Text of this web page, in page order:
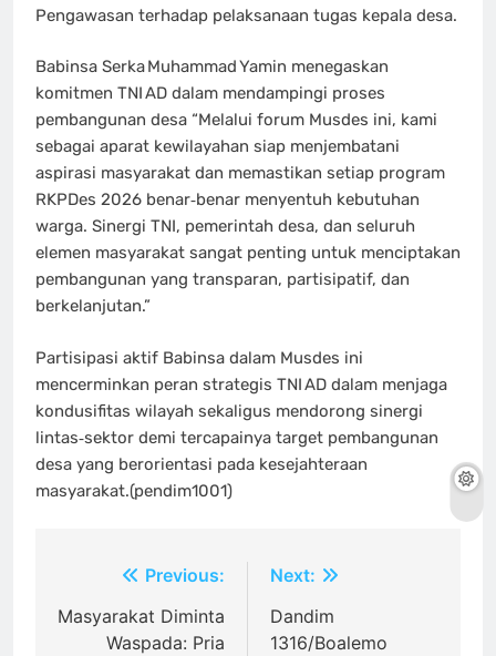
Pengawasan terhadap pelaksanaan tugas kepala desa.
Babinsa Serka Muhammad Yamin menegaskan
komitmen TNI AD dalam mendampingi proses
pembangunan desa “Melalui forum Musdes ini, kami
sebagai aparat kewilayahan siap menjembatani
aspirasi masyarakat dan memastikan setiap program
RKPDes 2026 benar‑benar menyentuh kebutuhan
warga. Sinergi TNI, pemerintah desa, dan seluruh
elemen masyarakat sangat penting untuk menciptakan
pembangunan yang transparan, partisipatif, dan
berkelanjutan.”
Partisipasi aktif Babinsa dalam Musdes ini
mencerminkan peran strategis TNI AD dalam menjaga
kondusifitas wilayah sekaligus mendorong sinergi
lintas‑sektor demi tercapainya target pembangunan
desa yang berorientasi pada kesejahteraan
masyarakat.(pendim1001)
Navigasi
pos
Previous:
Masyarakat Diminta
Waspada: Pria
Next:
Dandim
1316/Boalemo